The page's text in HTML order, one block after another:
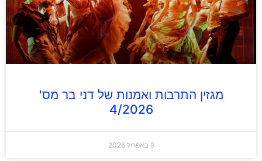
מגזין התרבות ואמנות של דני בר מס'
4/2026
9 באפריל 2026